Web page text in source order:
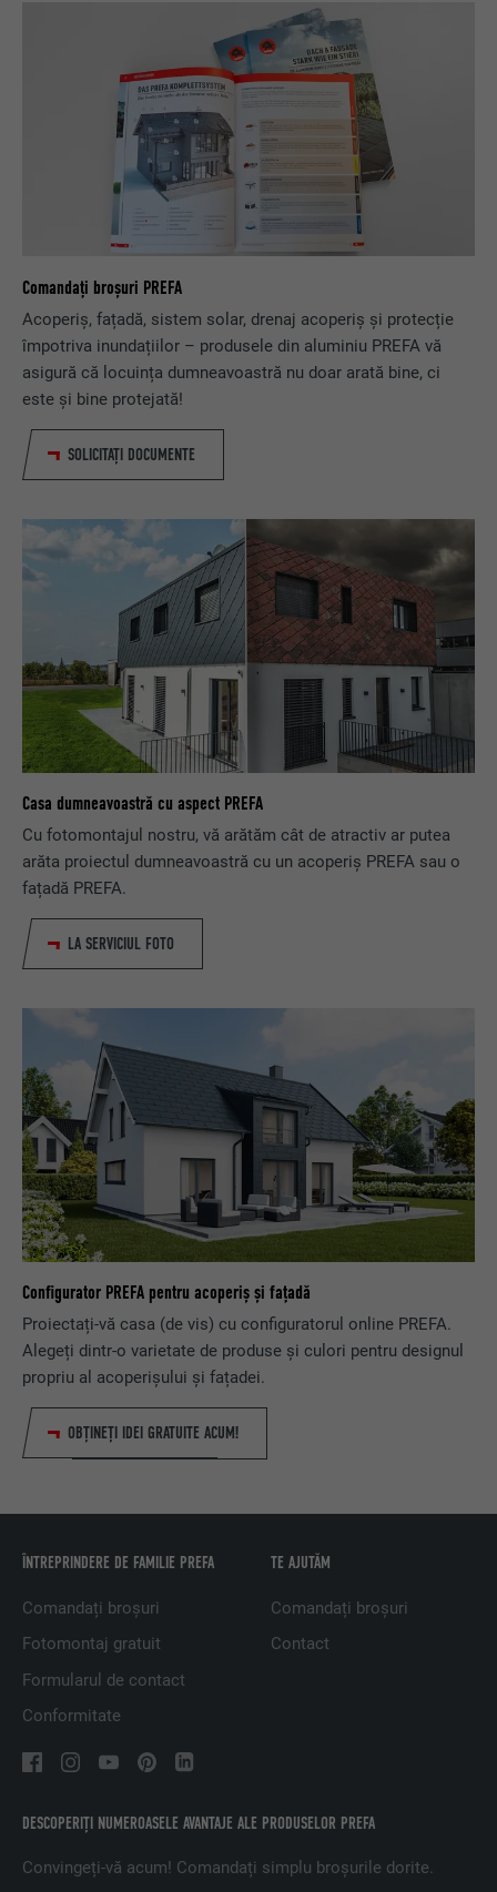
Comandați broșuri PREFA
Acoperiș, fațadă, sistem solar, drenaj acoperiș și protecție
împotriva inundațiilor – produsele din aluminiu PREFA vă
asigură că locuința dumneavoastră nu doar arată bine, ci
este și bine protejată!
SOLICITAȚI DOCUMENTE
Casa dumneavoastră cu aspect PREFA
Cu fotomontajul nostru, vă arătăm cât de atractiv ar putea
arăta proiectul dumneavoastră cu un acoperiș PREFA sau o
fațadă PREFA.
LA SERVICIUL FOTO
Configurator PREFA pentru acoperiș și fațadă
Proiectați-vă casa (de vis) cu configuratorul online PREFA.
Alegeți dintr-o varietate de produse și culori pentru designul
propriu al acoperișului și fațadei.
OBȚINEȚI IDEI GRATUITE ACUM!
DESCOPERIȚI NUMEROASELE AVANTAJE ALE PRODUSELOR PREFA
Convingeți-vă acum! Comandați simplu broșurile dorite.
ÎNTREPRINDERE DE FAMILIE PREFA
Comandați broșuri
Fotomontaj gratuit
Formularul de contact
Conformitate
TE AJUTĂM
Comandați broșuri
Contact